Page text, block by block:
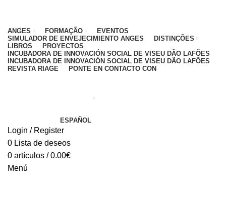
ANGES FORMAÇÃO
EVENTOS
SIMULADOR DE ENVEJECIMIENTO ANGES
DISTINÇÕES
LIBROS
PROYECTOS
INCUBADORA DE INNOVACIÓN SOCIAL DE VISEU DÃO LAFÕES
INCUBADORA DE INNOVACIÓN SOCIAL DE VISEU DÃO LAFÕES
REVISTA RIAGE
PONTE EN CONTACTO CON
ESPAÑOL
Login / Register
0 Lista de deseos
0 artículos / 0.00€
Menú